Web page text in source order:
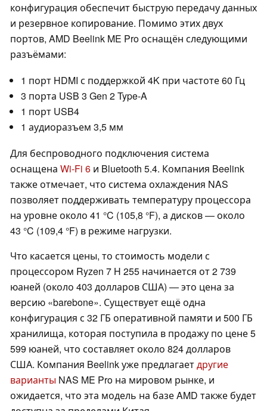
конфигурация обеспечит быструю передачу данных
и резервное копирование. Помимо этих двух
портов, AMD Beelink ME Pro оснащён следующими
разъёмами:
1 порт HDMI с поддержкой 4K при частоте 60 Гц
3 порта USB 3 Gen 2 Type-A
1 порт USB4
1 аудиоразъем 3,5 мм
Для беспроводного подключения система
оснащена Wi-Fi 6 и Bluetooth 5.4. Компания Beelink
также отмечает, что система охлаждения NAS
позволяет поддерживать температуру процессора
на уровне около 41 °C (105,8 °F), а дисков — около
43 °C (109,4 °F) в режиме нагрузки.
Что касается цены, то стоимость модели с
процессором Ryzen 7 H 255 начинается от 2 739
юаней (около 403 долларов США) — это цена за
версию «barebone». Существует ещё одна
конфигурация с 32 ГБ оперативной памяти и 500 ГБ
хранилища, которая поступила в продажу по цене 5
599 юаней, что составляет около 824 долларов
США. Компания Beelink уже предлагаетдругие
варианты NAS ME Pro на мировом рынке, и
ожидается, что эта модель на базе AMD также будет